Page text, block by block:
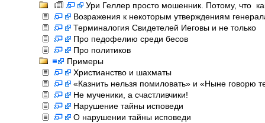
Ури Геллер просто мошенник. Потому, что
Возражения к некоторым утверждениям
Терминалогия Свидетелей Иеговы и не только
Про педофелию среди бесов
Про политиков
Примеры
Христианство и шахматы
«Казнить нельзя помиловать» и «Ныне говорю
Не мученики, а счастливчики!
Нарушение тайны исповеди
О нарушении тайны исповеди